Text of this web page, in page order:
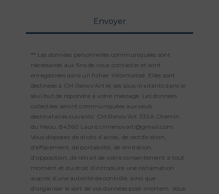
Envoyer
** Les données personnelles communiquées sont
nécessaires aux fins de vous contacter et sont
enregistrées dans un fichier informatisé. Elles sont
destinées à CM Renov'Art et ses sous-traitants dans le
seul but de répondre à votre message. Les données
collectées seront communiquées aux seuls
destinataires suivants: CM Renov'Art 332A Chemin
du Meou, 84360 Lauris cmrenovart@gmail.com.
Vous disposez de droits d’accès, de rectification,
d’effacement, de portabilité, de limitation,
d’opposition, de retrait de votre consentement à tout
moment et du droit d’introduire une réclamation
auprès d’une autorité de contrôle, ainsi que
d’organiser le sort de vos données post-mortem. Vous